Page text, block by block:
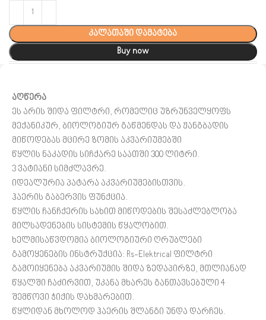
კალათაში დამატება
Buy now
აღწერა
ეს არის შიდა ფილტრი, რომელიც უზრუნველყოფს
მექანიკურ, ბიოლოგიურ გაწმენდას და ჟანგბადის
მიწოდებას მცირე ზომის აკვარიუმებში
წყლის ნაკადის სიჩქარე საათში 300 ლიტრი.
3 ვატიანი სიმძლავრე.
იდეალურია პატარა აკვარიუმებისთვის.
ჰაერის გაბერვის ფუნქცია.
წყლის ჩანჩქერის სახით მიწოდების შესაძლებლობა
მილსადენების სისტემის წყალობით.
ხელმისაწვდომია ბიოლოგიური ღრუბლები
გამოყენების ინსტრუქცია: Rs-Elektrical ფილტრი
გამოიყენება აკვარიუმის შიდა ზედაპირზე, მთლიანად
წყალში ჩაძირვით, უკანა მხარეს განთავსებული 4
შემწოვი ჭიქის დახმარებით.
წყლიდან მხოლოდ ჰაერის შლანგი უნდა დარჩეს.